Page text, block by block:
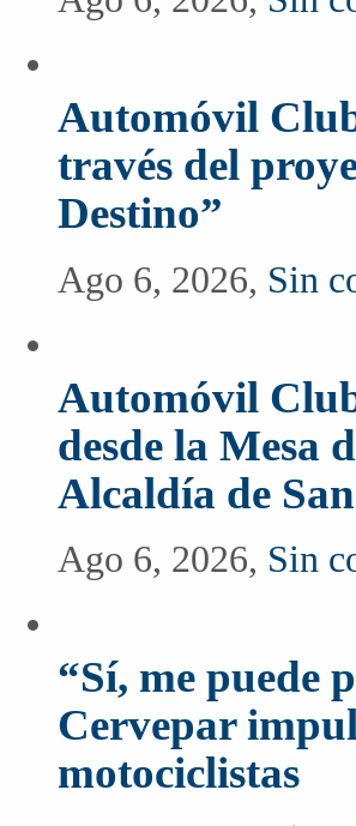
Automóvil
través del
Destino”
Ago 6, 2026, Sin
Automóvil
desde la Mesa
Alcaldía de
Ago 6, 2026, Sin
“Sí, me puede
Cervepar
motociclistas